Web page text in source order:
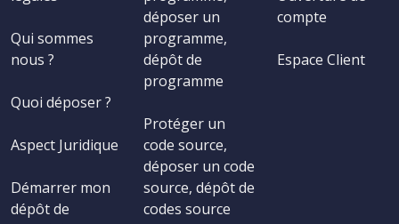
Qui sommes
nous ?
Quoi déposer ?
Aspect Juridique
Démarrer mon
dépôt de
déposer un
programme,
dépôt de
programme
Protéger un
code source,
déposer un code
source, dépôt de
codes source
compte
Espace Client